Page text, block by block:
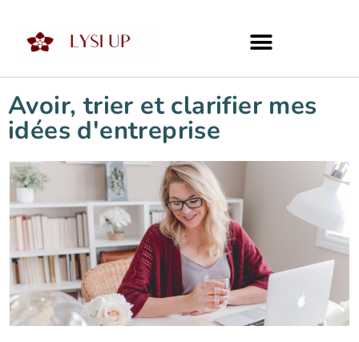
Avoir, trier et clarifier mes
idées d'entreprise